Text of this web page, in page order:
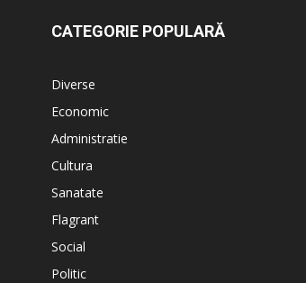
CATEGORIE POPULARĂ
Diverse
Economic
Administratie
Cultura
Sanatate
Flagrant
Social
Politic